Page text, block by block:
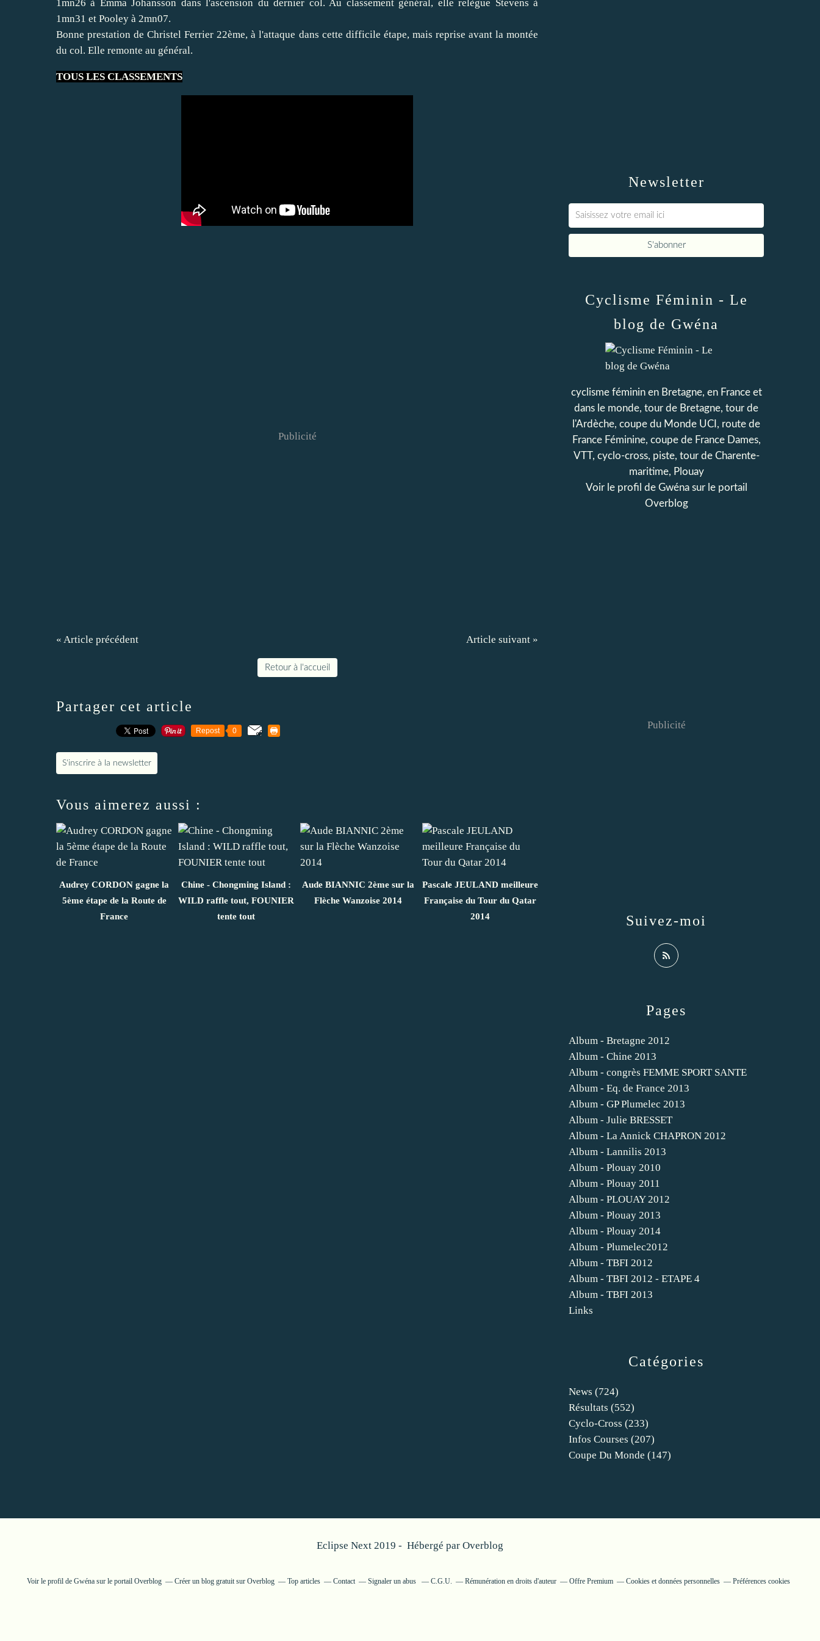
1mn26 à Emma Johansson dans l'ascension du dernier col. Au classement général, elle relègue Stevens à
1mn31 et Pooley à 2mn07.
Bonne prestation de Christel Ferrier 22ème, à l'attaque dans cette difficile étape, mais reprise avant la montée
du col. Elle remonte au général.
TOUS LES CLASSEMENTS
Publicité
« Article précédent Article suivant »
Retour à l'accueil
Partager cet article
Repost 0
S'inscrire à la newsletter
Vous aimerez aussi :
Audrey CORDON gagne la
5ème étape de la Route de
France
Chine - Chongming Island :
WILD raffle tout, FOUNIER
tente tout
Aude BIANNIC 2ème sur la
Flèche Wanzoise 2014
Pascale JEULAND meilleure
Française du Tour du Qatar
2014
Newsletter
Catégories
News (724)
Résultats (552)
Cyclo-Cross (233)
Infos Courses (207)
Coupe Du Monde (147)
Pages
Album - Bretagne 2012
Album - Chine 2013
Album - congrès FEMME SPORT SANTE
Album - Eq. de France 2013
Album - GP Plumelec 2013
Album - Julie BRESSET
Album - La Annick CHAPRON 2012
Album - Lannilis 2013
Album - Plouay 2010
Album - Plouay 2011
Album - PLOUAY 2012
Album - Plouay 2013
Album - Plouay 2014
Album - Plumelec2012
Album - TBFI 2012
Album - TBFI 2012 - ETAPE 4
Album - TBFI 2013
Links
Cyclisme Féminin - Le
blog de Gwéna
cyclisme féminin en Bretagne, en France et
dans le monde, tour de Bretagne, tour de
l'Ardèche, coupe du Monde UCI, route de
France Féminine, coupe de France Dames,
VTT, cyclo-cross, piste, tour de Charente-
maritime, Plouay
Voir le profil de Gwénasur le portail
Overblog
Suivez-moi
Publicité
Eclipse Next 2019 - Hébergé par Overblog
Voir le profil de Gwénasur le portail Overblog Créer un blog gratuit sur Overblog Top articles Contact Signaler un abus C.G.U. Rémunération en droits d'auteur Offre Premium Cookies et données personnelles Préférences cookies